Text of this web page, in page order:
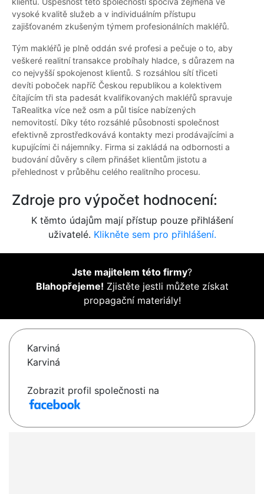
vysoké kvalitě služeb a v individuálním přístupu
zajišťovaném zkušeným týmem profesionálních makléřů.
Tým makléřů je plně oddán své profesi a pečuje o to, aby
veškeré realitní transakce probíhaly hladce, s důrazem na
co nejvyšší spokojenost klientů. S rozsáhlou sítí třiceti
devíti poboček napříč Českou republikou a kolektivem
čítajícím tři sta padesát kvalifikovaných makléřů spravuje
TaRealitka více než osm a půl tisíce nabízených
nemovitostí. Díky této rozsáhlé působnosti společnost
efektivně zprostředkovává kontakty mezi prodávajícími a
kupujícími či nájemníky. Firma si zakládá na odbornosti a
budování důvěry s cílem přinášet klientům jistotu a
přehlednost v průběhu celého realitního procesu.
Zdroje pro výpočet hodnocení:
K těmto údajům mají přístup pouze přihlášení
uživatelé. Klikněte sem pro přihlášení.
Jste majitelem této firmy?
Blahopřejeme! Zjistěte jestli můžete získat
propagační materiály!
Karviná
Karviná
Zobrazit profil společnosti na